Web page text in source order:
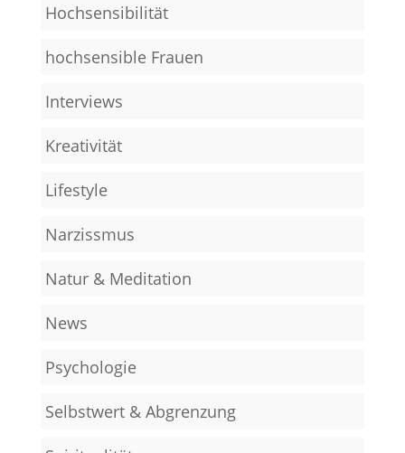
Hochsensibilität
hochsensible Frauen
Interviews
Kreativität
Lifestyle
Narzissmus
Natur & Meditation
News
Psychologie
Selbstwert & Abgrenzung